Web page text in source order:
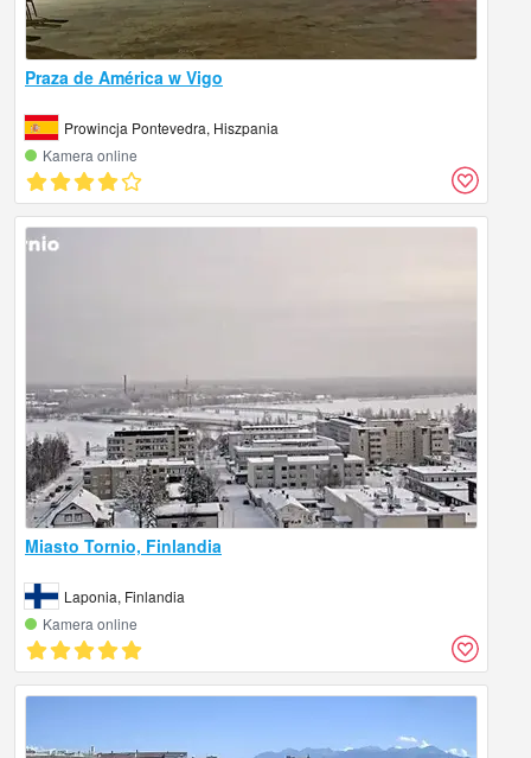
Praza de América w Vigo
Prowincja Pontevedra, Hiszpania
Kamera online
Miasto Tornio, Finlandia
Laponia, Finlandia
Kamera online